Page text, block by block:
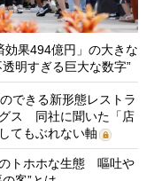
効果494億円」の大きな
明すぎる巨大な数字”
できる新形態レストラ
ス 同社に聞いた「店
てもぶれない軸
トホホな生態 嘔吐や